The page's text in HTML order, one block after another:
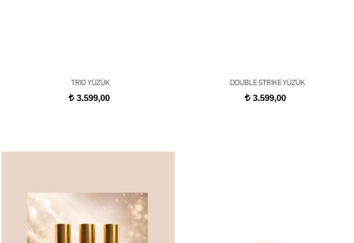
TRIO YÜZÜK
t3.599,00
DOUBLE STRIKE YÜZÜK
t 3.599,00